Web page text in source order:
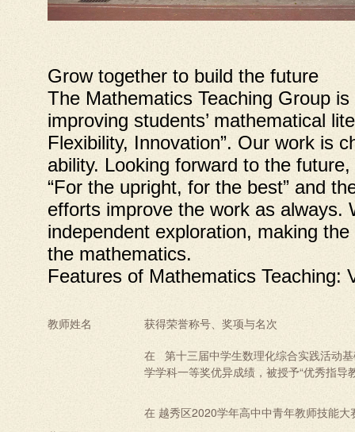
Grow together to build the future
The Mathematics Teaching Group
improving students’ mathematical
Flexibility, Innovation”. Our work is
ability. Looking forward to the
“For the upright, for the best” and
efforts improve the work as always.
independent exploration, making
the mathematics.
Features of Mathematics Teaching:
教师姓名 获得荣誉称号、奖项与名次
在 第十三届中学生数理化综合实践活动
学学科一等奖优异成绩，被授予“优秀指导
在 越秀区2020学年高中中青年教师技能